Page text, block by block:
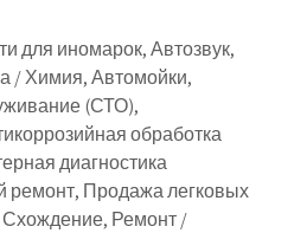
для иномарок, Автозвук,
/ Химия, Автомойки,
(СТО),
обработка
диагностика
ремонт, Продажа легковых
Ремонт /